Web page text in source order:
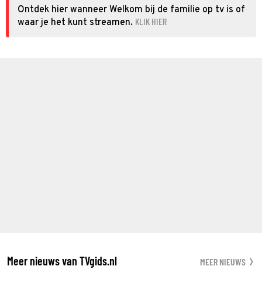
Ontdek hier wanneer Welkom bij de familie op tv is of
waar je het kunt streamen. KLIK HIER
Meer nieuws van TVgids.nl MEER NIEUWS